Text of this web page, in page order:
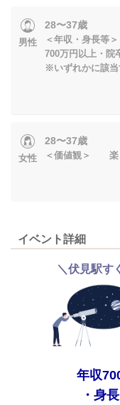
男性
28〜37歳
＜年収・身長等
700万円以上・院
※いずれかに該当
女性
28〜37歳
＜価値観＞ 楽
イベント詳細
＼伏見駅す
年収
・身